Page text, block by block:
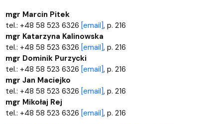
mgr Marcin Pitek
tel.: +48 58 523 6326 [email], p. 216
mgr Katarzyna Kalinowska
tel.: +48 58 523 6326 [email], p. 216
mgr Dominik Purzycki
tel.: +48 58 523 6326 [email], p. 216
mgr Jan Maciejko
tel.: +48 58 523 6326 [email], p. 216
mgr Mikołaj Rej
tel.: +48 58 523 6326 [email], p. 216